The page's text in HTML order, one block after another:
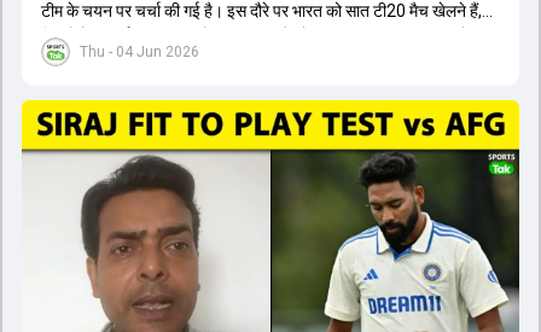
Thu - 04 Jun 2026
टीम के चयन पर चर्चा की गई है। इस दौरे पर भारत को सात टी20 मैच खेलने हैं,
जिसमें वैभव सूर्यवंशी का टीम में चुना जाना और डेब्यू करना तय माना जा रहा है।
हालांकि, अभिषेक शर्मा और संजू सैमसन ही टीम के फर्स्ट चॉइस ओपनर बने रहेंगे,
नंबर तीन और श्रेयस अय्यर नंबर चार पर खेलेंगे। वहीं, रजत पाटीदार फिलहाल
टी20 टीम की योजना से बाहर हैं, लेकिन वह टेस्ट क्रिकेट में वापसी कर सकते हैं।